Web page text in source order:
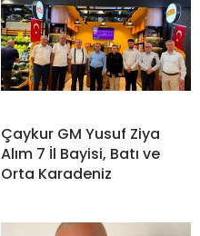
Çaykur GM Yusuf Ziya
Alım 7 İl Bayisi, Batı ve
Orta Karadeniz